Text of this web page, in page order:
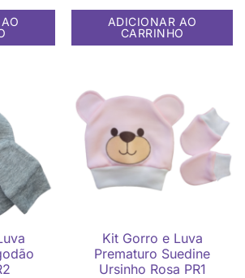
ADICIONAR AO
CARRINHO
Kit Gorro e Luva
Prematuro Suedine
Ursinho Rosa PR1